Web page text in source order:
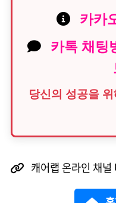
카카
카톡 채팅
당신의 성공을
캐어랩 온라인 채널